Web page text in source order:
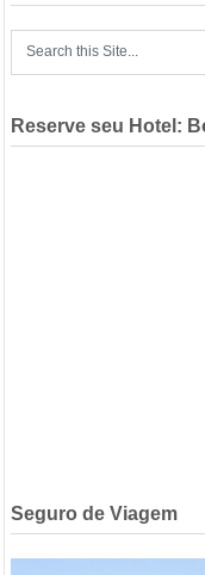
Reserve seu Hotel:
Seguro de Viagem